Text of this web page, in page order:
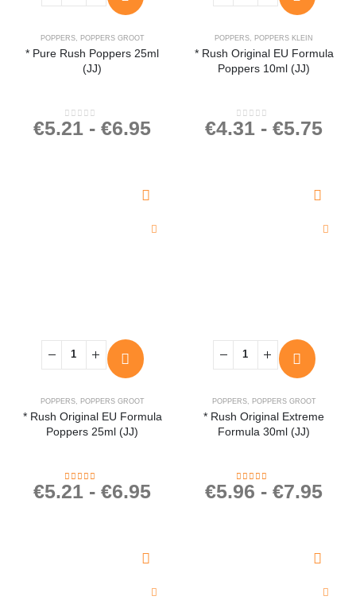
POPPERS, POPPERS GROOT
* Pure Rush Poppers 25ml
(JJ)
0out of 5
€5.21 - €6.95
POPPERS POPPERS KLEIN
* Rush Original EU Formula
Poppers 10ml (JJ)
0out of 5
€4.31 - €5.75
POPPERS, POPPERS GROOT
* Rush Original EU Formula
Poppers 25ml (JJ)
4.50 out of 5
€5.21 - €6.95
POPPERS, POPPERS GROOT
* Rush Original Extreme
Formula 30ml (JJ)
4.32 out of 5
€5.96 - €7.95